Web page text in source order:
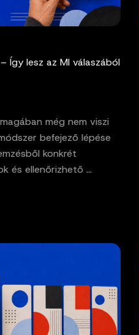
Így lesz az MI válaszából
még nem viszi
befejező lépése
konkrét
és ellenőrizhető ...